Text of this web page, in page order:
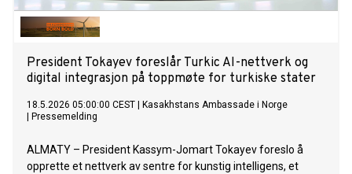
President Tokayev foreslår Turkic AI-nettverk og
digital integrasjon på toppmøte for turkiske stater
18.5.2026 05:00:00 CEST
Kasakhstans Ambassade i Norge
Pressemelding
ALMATY – President Kassym-Jomart Tokayev foreslo å
opprette et nettverk av sentre for kunstig intelligens, et